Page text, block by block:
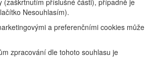
(zaškrtnutím příslušné části), případně je
Nesouhlasím).
a preferenčními cookies může
zpracování dle tohoto souhlasu je